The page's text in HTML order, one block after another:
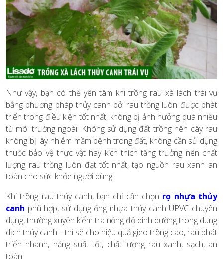
Như vậy, bạn có thể yên tâm khi trồng rau xà lách trái vụ
bằng phương pháp thủy canh bởi rau trồng luôn được phát
triển trong điều kiện tốt nhất, không bị ảnh hưởng quá nhiều
từ môi trường ngoài. Không sử dụng đất trồng nên cây rau
không bị lây nhiễm mầm bệnh trong đất, không cần sử dụng
thuốc bảo vệ thực vật hay kích thích tăng trưởng nên chất
lượng rau trồng luôn đạt tốt nhất, tạo nguồn rau xanh an
toàn cho sức khỏe người dùng.
Khi trồng rau thủy canh, bạn chỉ cần chọn rọ nhựa thủy
canh phù hợp, sử dụng ống nhựa thủy canh UPVC chuyên
dụng, thường xuyên kiểm tra nồng độ dinh dưỡng trong dung
dịch thủy canh… thì sẽ cho hiệu quả gieo trồng cao, rau phát
triển nhanh, năng suất tốt, chất lượng rau xanh, sạch, an
toàn.